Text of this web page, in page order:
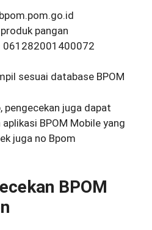
pangan
061282001400072
sesuai database BPOM
pengecekan juga dapat
BPOM Mobile yang
juga no Bpom
BPOM